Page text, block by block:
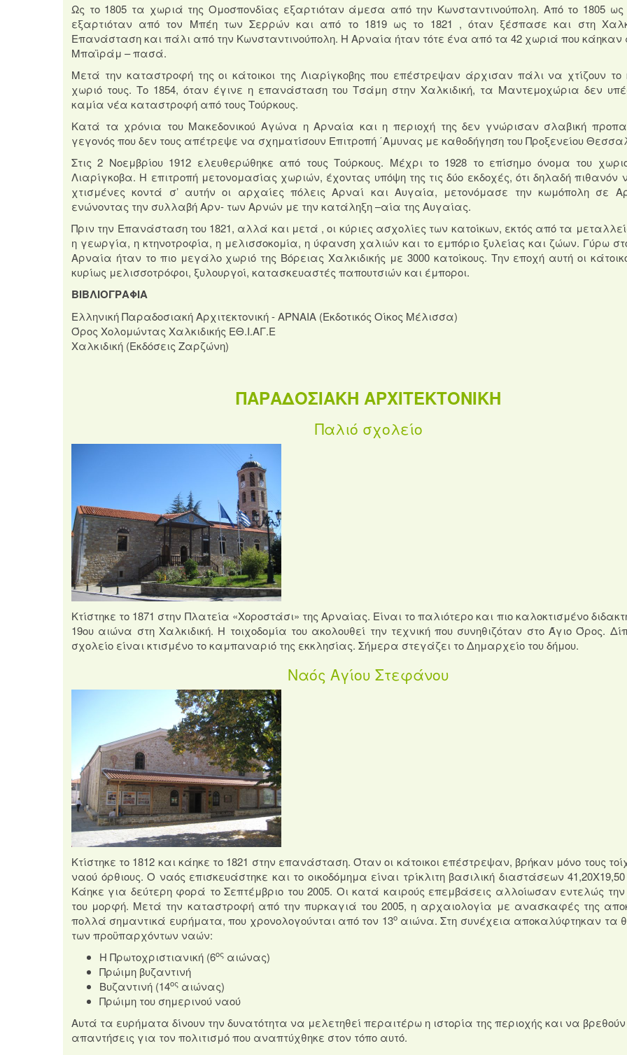
Ως το 1805 τα χωριά της Ομοσπονδίας εξαρτιόταν άμεσα από την Κωνσταντινούπολη. Από το 1805 ως
εξαρτιόταν από τον Μπέη των Σερρών και από το 1819 ως το 1821 , όταν ξέσπασε και στη
Επανάσταση και πάλι από την Κωνσταντινούπολη. Η Αρναία ήταν τότε ένα από τα 42 χωριά που κάηκαν
Μπαϊράμ – πασά.
Μετά την καταστροφή της οι κάτοικοι της Λιαρίγκοβης που επέστρεψαν άρχισαν πάλι να χτίζουν
χωριό τους. Το 1854, όταν έγινε η επανάσταση του Τσάμη στην Χαλκιδική, τα Μαντεμοχώρια δεν
καμία νέα καταστροφή από τους Τούρκους.
Κατά τα χρόνια του Μακεδονικού Αγώνα η Αρναία και η περιοχή της δεν γνώρισαν σλαβική
γεγονός που δεν τους απέτρεψε να σχηματίσουν Επιτροπή ΄Αμυνας με καθοδήγηση του Προξενείου
Στις 2 Νοεμβρίου 1912 ελευθερώθηκε από τους Τούρκους. Μέχρι το 1928 το επίσημο όνομα του
Λιαρίγκοβα. Η επιτροπή μετονομασίας χωριών, έχοντας υπόψη της τις δύο εκδοχές, ότι δηλαδή πιθανόν
χτισμένες κοντά σ’ αυτήν οι αρχαίες πόλεις Αρναί και Αυγαία, μετονόμασε την κωμόπολη σε
ενώνοντας την συλλαβή Αρν- των Αρνών με την κατάληξη –αία της Αυγαίας.
Πριν την Επανάσταση του 1821, αλλά και μετά , οι κύριες ασχολίες των κατοίκων, εκτός από τα
η γεωργία, η κτηνοτροφία, η μελισσοκομία, η ύφανση χαλιών και το εμπόριο ξυλείας και ζώων. Γύρω
Αρναία ήταν το πιο μεγάλο χωριό της Βόρειας Χαλκιδικής με 3000 κατοίκους. Την εποχή αυτή οι
κυρίως μελισσοτρόφοι, ξυλουργοί, κατασκευαστές παπουτσιών και έμποροι.
ΒΙΒΛΙΟΓΡΑΦΙΑ
Ελληνική Παραδοσιακή Αρχιτεκτονική - ΑΡΝΑΙΑ (Εκδοτικός Οίκος Μέλισσα)
Όρος Χολομώντας Χαλκιδικής ΕΘ.Ι.ΑΓ.Ε
Χαλκιδική (Εκδόσεις Ζαρζώνη)
ΠΑΡΑΔΟΣΙΑΚΗ ΑΡΧΙΤΕΚΤΟΝΙΚΗ
Παλιό σχολείο
Κτίστηκε το 1871 στην Πλατεία «Χοροστάσι» της Αρναίας. Είναι το παλιότερο και πιο καλοκτισμένο
19ου αιώνα στη Χαλκιδική. Η τοιχοδομία του ακολουθεί την τεχνική που συνηθιζόταν στο Άγιο Όρος.
σχολείο είναι κτισμένο το καμπαναριό της εκκλησίας. Σήμερα στεγάζει το Δημαρχείο του δήμου.
Ναός Αγίου Στεφάνου
Κτίστηκε το 1812 και κάηκε το 1821 στην επανάσταση. Όταν οι κάτοικοι επέστρεψαν, βρήκαν μόνο τους
ναού όρθιους. Ο ναός επισκευάστηκε και το οικοδόμημα είναι τρίκλιτη βασιλική διαστάσεων
Κάηκε για δεύτερη φορά το Σεπτέμβριο του 2005. Οι κατά καιρούς επεμβάσεις αλλοίωσαν εντελώς
του μορφή. Μετά την καταστροφή από την πυρκαγιά του 2005, η αρχαιολογία με ανασκαφές της
πολλά σημαντικά ευρήματα, που χρονολογούνται από τον 13οαιώνα. Στη συνέχεια αποκαλύφτηκαν τα
των προϋπαρχόντων ναών:
Η Πρωτοχριστιανική (6ος αιώνας)
Πρώιμη βυζαντινή
Βυζαντινή (14ος αιώνας)
Πρώιμη του σημερινού ναού
Αυτά τα ευρήματα δίνουν την δυνατότητα να μελετηθεί περαιτέρω η ιστορία της περιοχής και να βρεθούν
απαντήσεις για τον πολιτισμό που αναπτύχθηκε στον τόπο αυτό.